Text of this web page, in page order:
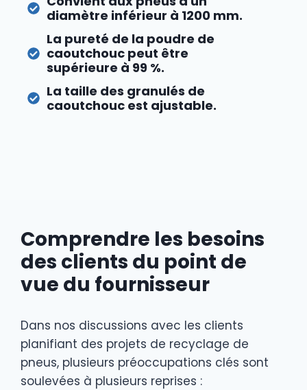
diamètre inférieur à 1200 mm.
La pureté de la poudre de
caoutchouc peut être
supérieure à 99 %.
La taille des granulés de
caoutchouc est ajustable.
Comprendre les besoins
des clients du point de
vue du fournisseur
Dans nos discussions avec les clients
planifiant des projets de recyclage de
pneus, plusieurs préoccupations clés sont
soulevées à plusieurs reprises :